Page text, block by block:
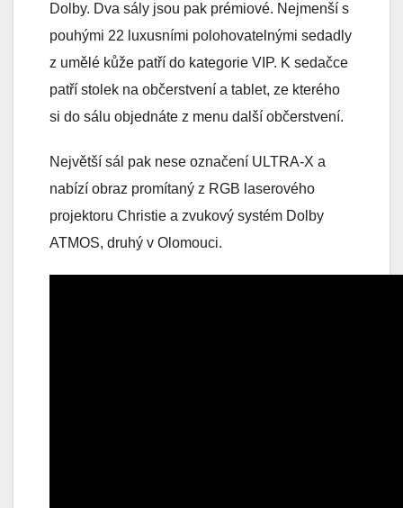
Dolby. Dva sály jsou pak prémiové. Nejmenší s
pouhými 22 luxusními polohovatelnými sedadly
z umělé kůže patří do kategorie VIP. K sedačce
patří stolek na občerstvení a tablet, ze kterého
si do sálu objednáte z menu další občerstvení.
Největší sál pak nese označení ULTRA-X a
nabízí obraz promítaný z RGB laserového
projektoru Christie a zvukový systém Dolby
ATMOS, druhý v Olomouci.